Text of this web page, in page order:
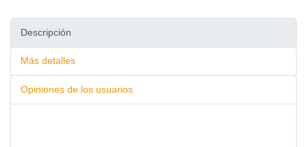
Descripción
Más detalles
Opiniones de los usuarios